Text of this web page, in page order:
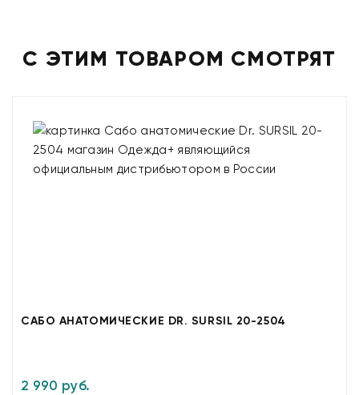
С ЭТИМ ТОВАРОМ СМОТРЯТ
САБО АНАТОМИЧЕСКИЕ DR. SURSIL 20-2504
2 990 руб.